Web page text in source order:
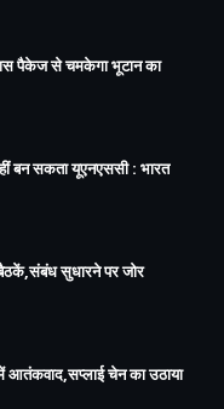
पैकेज से चमकेगा भूटान का
बन सकता यूएनएससी : भारत
सुधारने पर जोर
चेन का उठाया